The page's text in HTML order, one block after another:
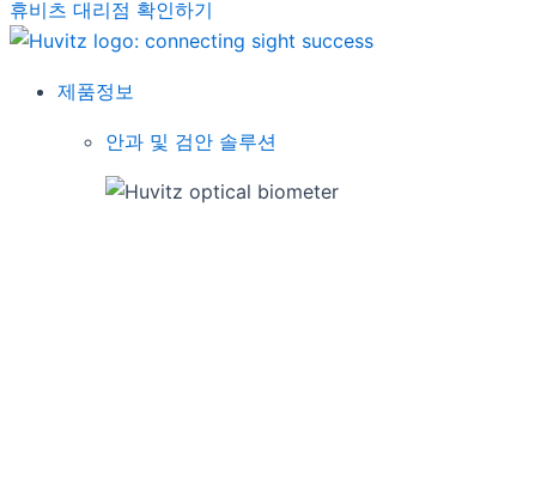
휴비츠 대리점 확인하기
제품정보
안과 및 검안 솔루션